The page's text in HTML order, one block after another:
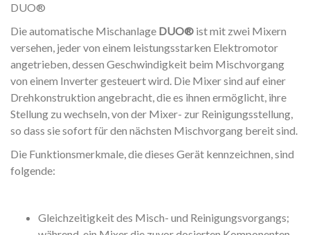
DUO®
Die automatische Mischanlage DUO® ist mit zwei Mixern
versehen, jeder von einem leistungsstarken Elektromotor
angetrieben, dessen Geschwindigkeit beim Mischvorgang
von einem Inverter gesteuert wird. Die Mixer sind auf einer
Drehkonstruktion angebracht, die es ihnen ermöglicht, ihre
Stellung zu wechseln, von der Mixer- zur Reinigungsstellung,
so dass sie sofort für den nächsten Mischvorgang bereit sind.
Die Funktionsmerkmale, die dieses Gerät kennzeichnen, sind
folgende:
Gleichzeitigkeit des Misch- und Reinigungsvorgangs;